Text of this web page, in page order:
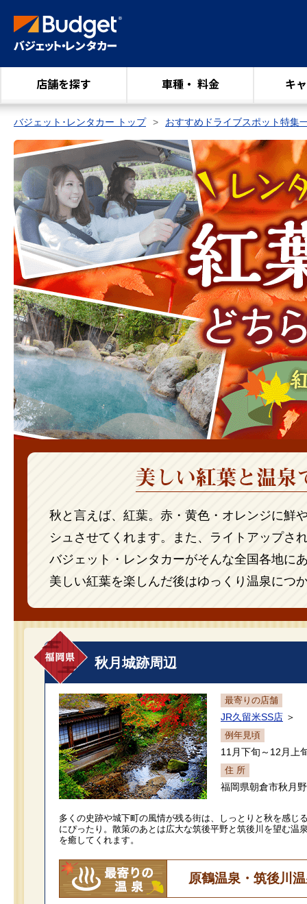
店舗を探す 車種・ 料金 キ
バジェット･レンタカー トップ おすすめドライブスポット特集
秋と言えば、紅葉。赤・黄色・オレンジに鮮
シュさせてくれます。また、ライトアップさ
バジェット・レンタカーがそんな全国各地に
美しい紅葉を楽しんだ後はゆっくり温泉につ
秋月城跡周辺
最寄りの店舗
JR久留米SS店 ＞
例年見頃
11月下旬～12月上
住 所
福岡県朝倉市秋月
多くの史跡や城下町の風情が残る街は、しっとりと秋を感じ
にぴったり。散策のあとは広大な筑後平野と筑後川を望む温
を癒してくれます。
原鶴温泉・筑後川